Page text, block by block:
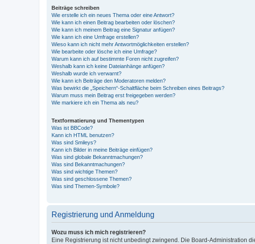
Beiträge schreiben
Wie erstelle ich ein neues Thema oder eine Antwort?
Wie kann ich einen Beitrag bearbeiten oder löschen?
Wie kann ich meinem Beitrag eine Signatur anfügen?
Wie kann ich eine Umfrage erstellen?
Wieso kann ich nicht mehr Antwortmöglichkeiten erstellen?
Wie bearbeite oder lösche ich eine Umfrage?
Warum kann ich auf bestimmte Foren nicht zugreifen?
Weshalb kann ich keine Dateianhänge anfügen?
Weshalb wurde ich verwarnt?
Wie kann ich Beiträge den Moderatoren melden?
Was bewirkt die „Speichern“-Schaltfläche beim Schreiben eines Beitrags?
Warum muss mein Beitrag erst freigegeben werden?
Wie markiere ich ein Thema als neu?
Textformatierung und Thementypen
Was ist BBCode?
Kann ich HTML benutzen?
Was sind Smileys?
Kann ich Bilder in meine Beiträge einfügen?
Was sind globale Bekanntmachungen?
Was sind Bekanntmachungen?
Was sind wichtige Themen?
Was sind geschlossene Themen?
Was sind Themen-Symbole?
Registrierung und Anmeldung
Wozu muss ich mich registrieren?
Eine Registrierung ist nicht unbedingt zwingend. Die Board-Administration